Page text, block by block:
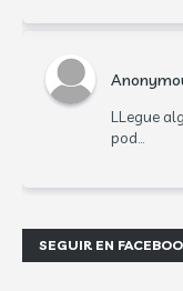
LLegue
pod...
SEGUIR EN